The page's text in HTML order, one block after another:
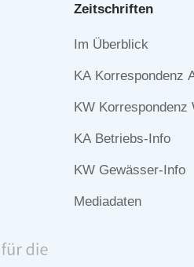
Zeitschriften
Navigation
Im Überblick
KA Korrespondenz
KW
KA Betriebs-Info
KW Gewässer-Info
Mediadaten